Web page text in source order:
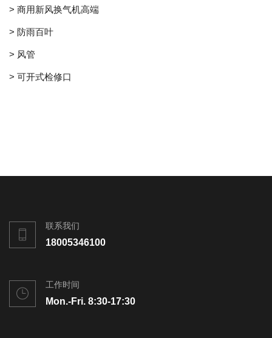
> 商用新风换气机高端
> 防雨百叶
> 风管
> 可开式检修口
联系我们
18005346100
工作时间
Mon.-Fri. 8:30-17:30